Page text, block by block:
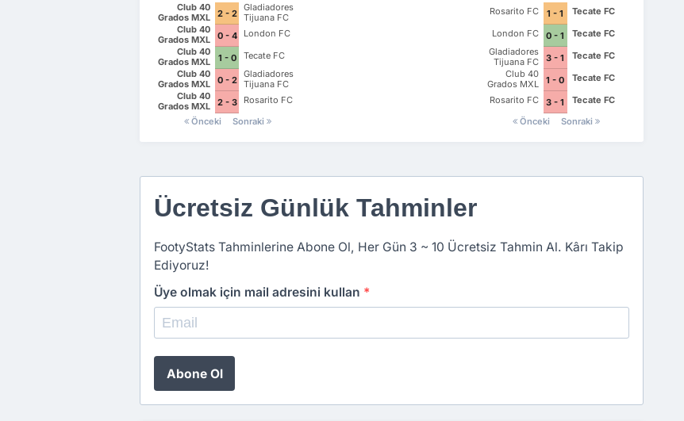
Club 40
Grados MXL
2 - 2
Gladiadores
Tijuana FC
Club 40
Grados MXL
0 - 4
London FC
Club 40
Grados MXL
1 - 0
Tecate FC
Club 40
Grados MXL
0 - 2
Gladiadores
Tijuana FC
Club 40
Grados MXL
2 - 3
Rosarito FC
Önceki
Sonraki
Rosarito FC 1 - 1
Tecate FC
London FC
0 - 1
Tecate FC
Gladiadores
Tijuana FC
3 - 1
Tecate FC
Club 40
Grados MXL
1 - 0
Tecate FC
Rosarito FC
3 - 1
Tecate FC
Önceki
Sonraki
Ücretsiz Günlük Tahminler
FootyStats Tahminlerine Abone Ol, Her Gün 3 ~ 10 Ücretsiz Tahmin Al. Kârı Takip
Ediyoruz!
Üye olmak için mail adresini kullan *
Abone Ol